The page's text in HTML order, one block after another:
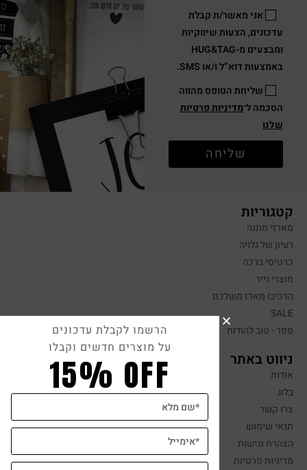
אני מאשר/ת קבלת
עדכונים, הצעות שיווקיות
ומבצעים מ-HUG&TAG
באמצעות דוא”ל ו/או SMS.
שליחת הטופס מהווה
הסכמה ל־מדיניות פרטיות
שלנו
שליחה
קטגוריות
מארזי מתנה
רעיון של גלויה
כרטיסי ברכה
מוצרי נייר
הרכיבו מארז משלכם
SALE
ספר - טוב להודות
ניווט באתר
אודות
בלוג
צרו קשר
תנאי שימוש
הצהרת נגישות
מדיניות פרטיות
הרשמו לקבלת עדכונים
על מוצרים חדשים וקבלו
15% OFF